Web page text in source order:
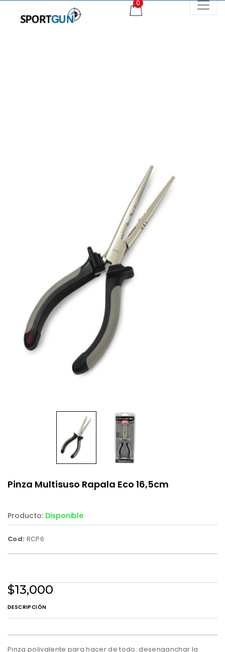
Pinza Multisuso Rapala Eco 16,5cm
Producto: Disponible
Cod: RCP6
$13,000
DESCRIPCIÓN
Pinza polivalente para hacer de todo: desenganchar la